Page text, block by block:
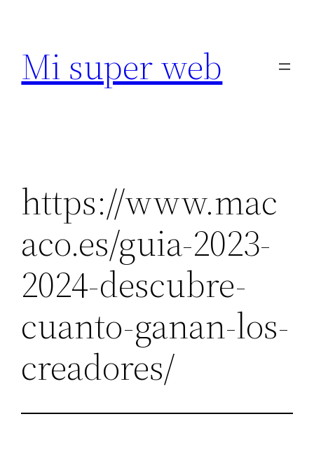
contenido
Mi super web
https://www.mac
aco.es/guia-2023-
2024-descubre-
cuanto-ganan-los-
creadores/